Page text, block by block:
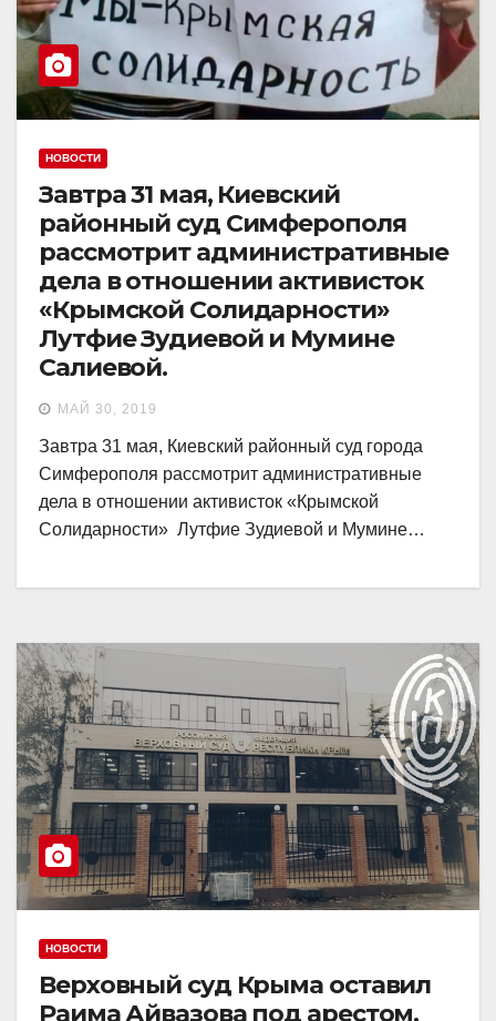
НОВОСТИ
Завтра 31 мая, Киевский
районный суд Симферополя
рассмотрит административные
дела в отношении активисток
«Крымской Солидарности»
Лутфие Зудиевой и Мумине
Салиевой.
МАЙ 30, 2019
Завтра 31 мая, Киевский районный суд города
Симферополя рассмотрит административные
дела в отношении активисток «Крымской
Солидарности» Лутфие Зудиевой и Мумине…
НОВОСТИ
Верховный суд Крыма оставил
Раима Айвазова под арестом.